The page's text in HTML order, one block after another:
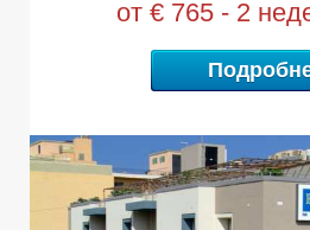
от € 765 - 2